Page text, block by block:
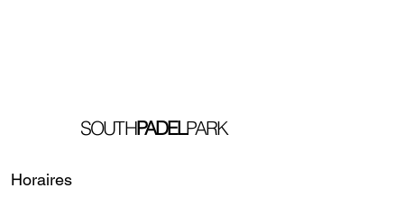
SOUTHPADELPARK
Horaires